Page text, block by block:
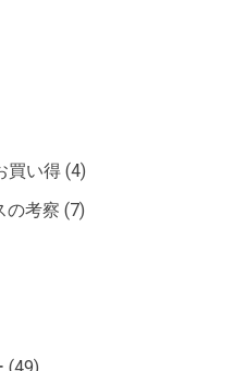
買い得 (4)
の考察 (7)